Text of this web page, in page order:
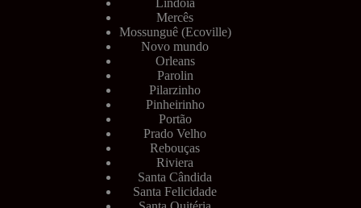
Mercês
Mossunguê (Ecoville)
Novo mundo
Orleans
Parolin
Pilarzinho
Pinheirinho
Portão
Prado Velho
Rebouças
Riviera
Santa Cândida
Santa Felicidade